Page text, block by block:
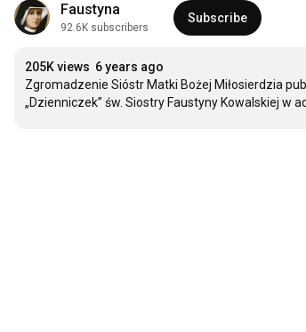
Faustyna
92.6K subscribers
Subscribe
205K views 6 years ago
Zgromadzenie Sióstr Matki Bożej Miłosierdzia
„Dzienniczek” św. Siostry Faustyny Kowalskiej w